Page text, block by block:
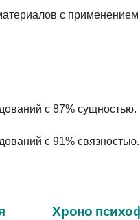
с
с 87% сущностью.
с 91% связностью.
Хроно